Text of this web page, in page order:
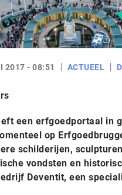
2017 - 08:51 ACTUEEL
een erfgoedportaal in
op
schilderijen,
vondsten en
Deventit, een